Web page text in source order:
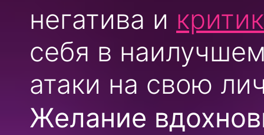
негатива и
себя в
атаки на свою
Желание